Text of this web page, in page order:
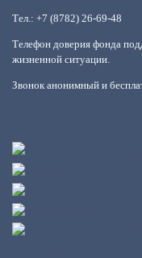
Тел.: +7 (8782) 26-69-48
Телефон доверия фонда
жизненной ситуации.
Звонок анонимный и